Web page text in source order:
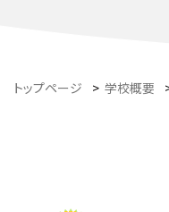
トップページ > 学校概要